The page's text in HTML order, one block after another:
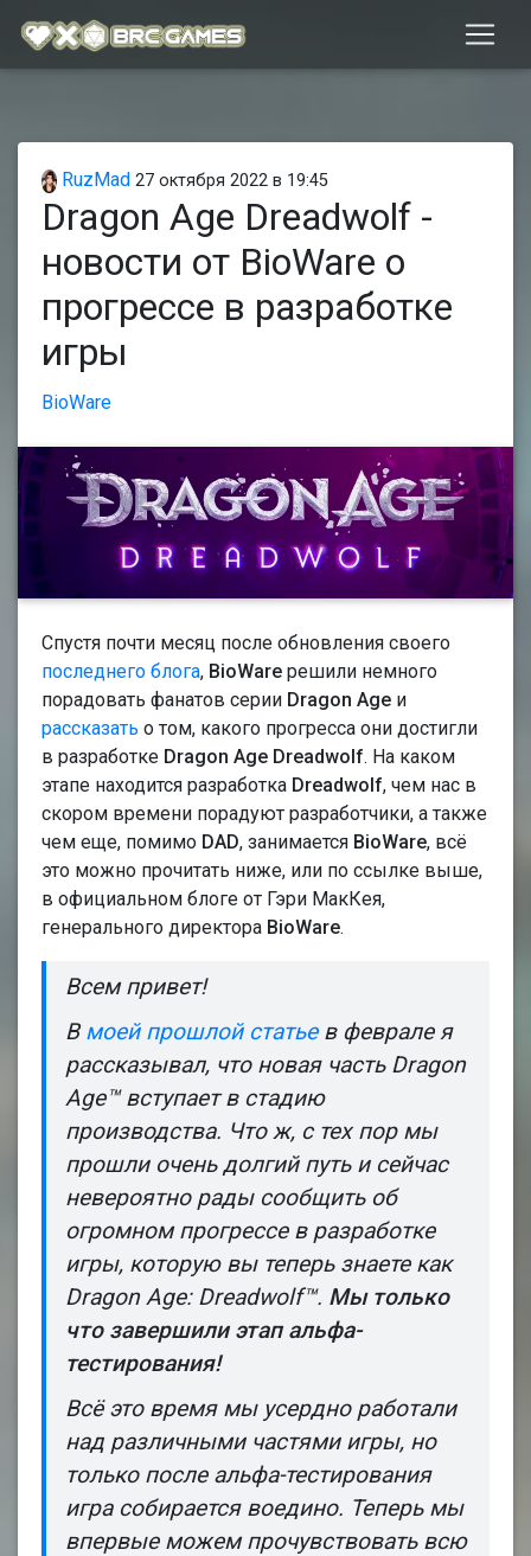
RuzMad 27 октября 2022 в 19:45
Dragon Age Dreadwolf -
новости от BioWare о
прогрессе в разработке
игры
BioWare
Спустя почти месяц после обновления своего
последнего блога, BioWare решили немного
порадовать фанатов серии Dragon Age и
рассказать о том, какого прогресса они достигли
в разработке Dragon Age Dreadwolf. На каком
этапе находится разработка Dreadwolf, чем нас в
скором времени порадуют разработчики, а также
чем еще, помимо DAD, занимается BioWare, всё
это можно прочитать ниже, или по ссылке выше,
в официальном блоге от Гэри МакКея,
генерального директора BioWare.
Всем привет!
В моей прошлой статьев феврале я
рассказывал, что новая часть Dragon
Age™ вступает в стадию
производства. Что ж, с тех пор мы
прошли очень долгий путь и сейчас
невероятно рады сообщить об
огромном прогрессе в разработке
игры, которую вы теперь знаете как
Dragon Age: Dreadwolf™. Мы только
что завершили этап альфа-
тестирования!
Всё это время мы усердно работали
над различными частями игры, но
только после альфа-тестирования
игра собирается воедино. Теперь мы
впервые можем прочувствовать всю